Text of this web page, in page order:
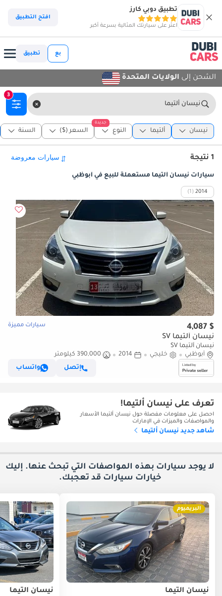
تطبيق دوبي كارز
اعثر على سيارتك المثالية بسرعة أكبر
افتح التطبيق
بع تطبيق
الشحن إلى الولايات المتحدة
نيسان ألتيما
3
نيسان ألتيما
جديدة
النوع السعر ($) السنة
1 نتيجة
سيارات نيسان ألتيما مستعملة للبيع في أبوظبي
2014
(1)
$ 4,087 سيارات مميزة
نيسان ألتيما SV
نيسان ألتيما SV
أبوظبي
خليجي 2014
390,000 كيلومتر
إتصل
واتساب
تعرف على نيسان ألتيما!
احصل على معلومات مفصلة حول نيسان ألتيما الأسعار
والمواصفات والميزات في الإمارات
شاهد جديد نيسان ألتيما
لا يوجد سيارات بهذه المواصفات التي تبحث عنها. إليك
خيارات سيارات قد تعجبك.
البريميوم
نيسان ألتيما
نيسان ألتيما